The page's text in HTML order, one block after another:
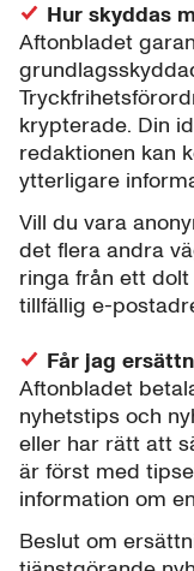
Hur skyddas
Aftonbladet
krypterade. Din
redaktionen kan
ytterligare
Vill du vara
det flera andra
ringa från ett
tillfällig e-
Får jag
Aftonbladet
nyhetstips och
eller har rätt att
är först med
information om
Beslut om